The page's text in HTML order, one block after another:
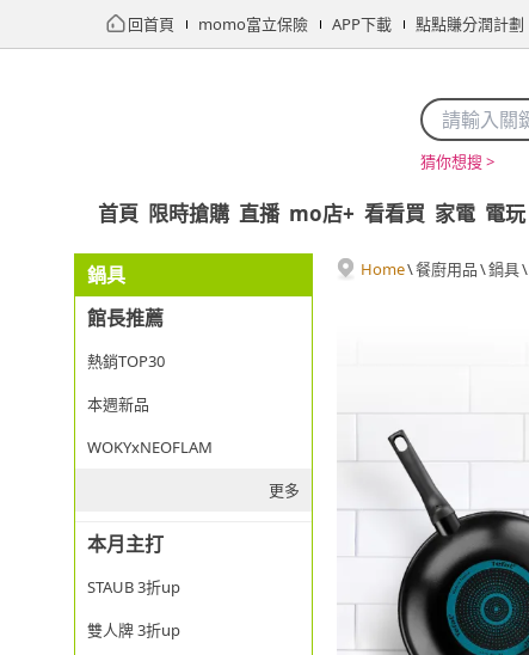
回首頁 momo富立保險 APP下載 點點賺分潤計劃
猜你想搜 >
首頁 限時搶購 直播 mo店+ 看看買 家電 電玩
鍋具
館長推薦
熱銷TOP30
本週新品
WOKYxNEOFLAM
更多
本月主打
STAUB 3折up
雙人牌 3折up
Home\餐廚用品\鍋具\